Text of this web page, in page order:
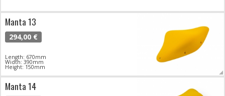
Manta 13
294,00 €
Length: 670mm
Width: 390mm
Height: 150mm
Manta 14